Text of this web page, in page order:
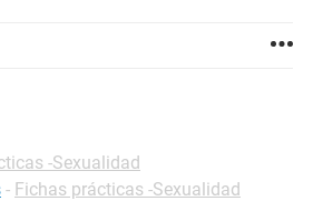
-Sexualidad
- Fichas prácticas -Sexualidad